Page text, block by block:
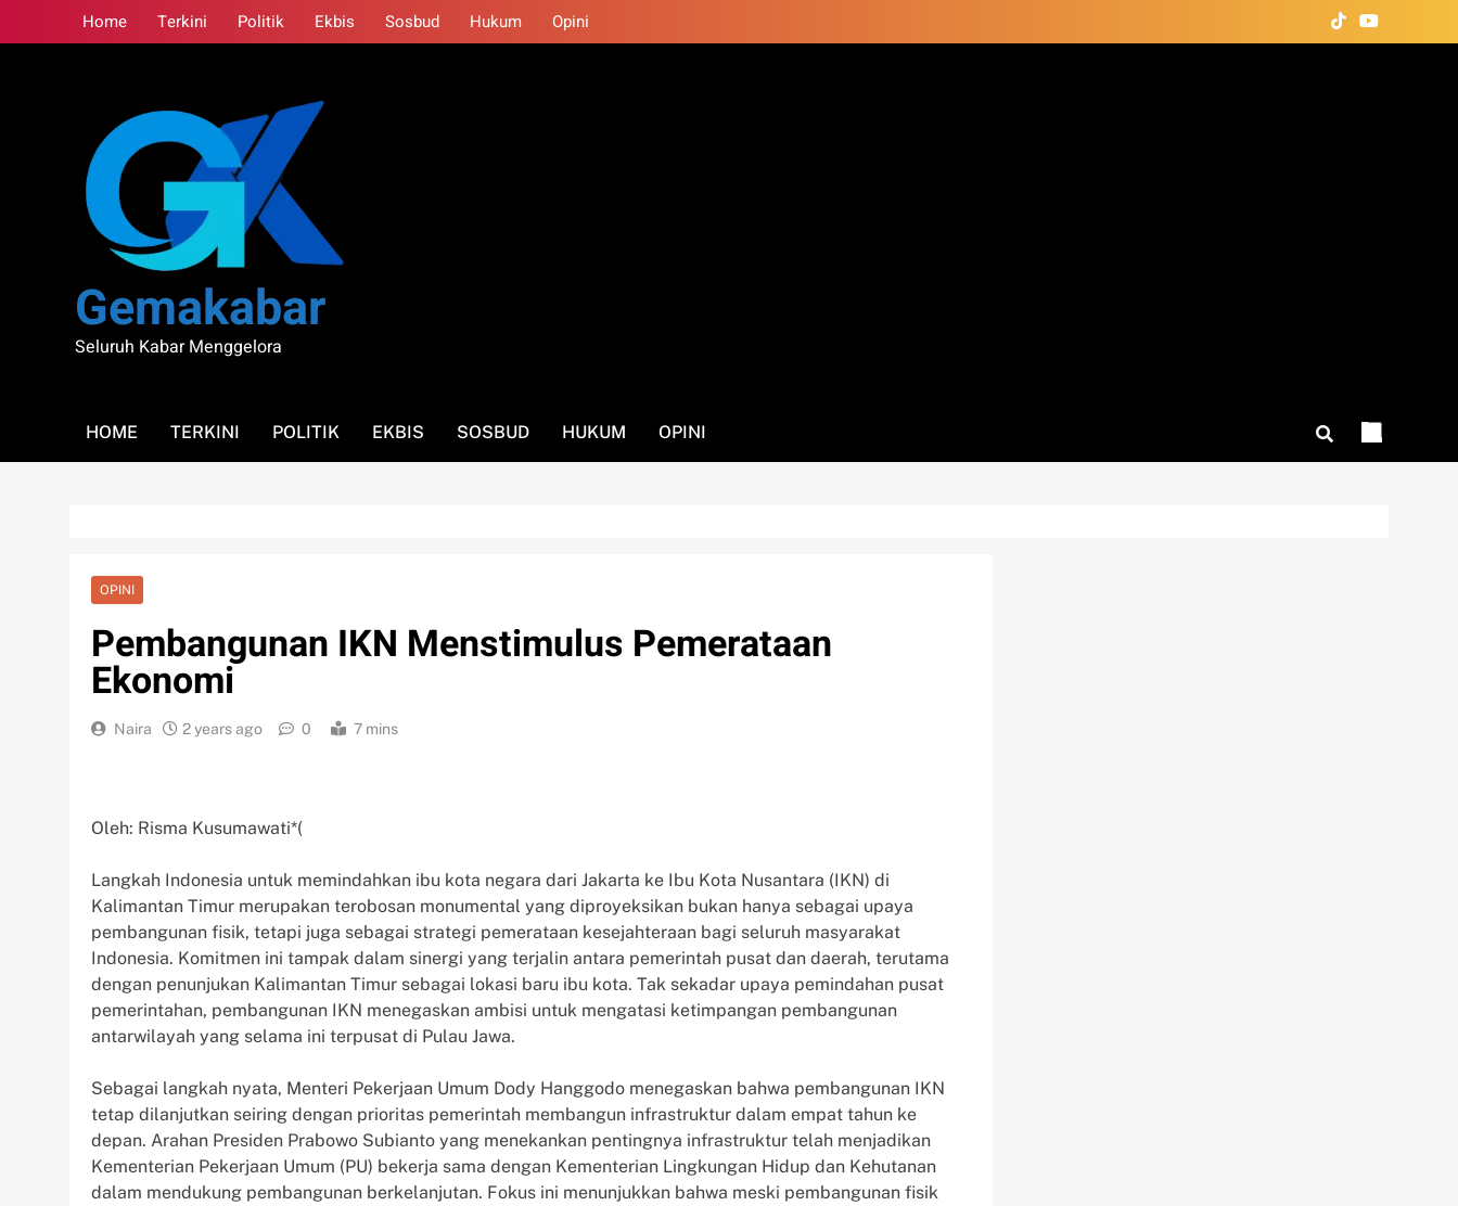
to
Home Terkini Politik Ekbis Sosbud Hukum Opini
Gemakabar
Seluruh Kabar Menggelora
HOME TERKINI POLITIK EKBIS SOSBUD HUKUM OPINI
OPINI
Pembangunan IKN Menstimulus Pemerataan
Ekonomi
Naira 2 years ago 0 7 mins
Oleh: Risma Kusumawati*(
Langkah Indonesia untuk memindahkan ibu kota negara dari Jakarta ke Ibu Kota Nusantara (IKN) di
Kalimantan Timur merupakan terobosan monumental yang diproyeksikan bukan hanya sebagai upaya
pembangunan fisik, tetapi juga sebagai strategi pemerataan kesejahteraan bagi seluruh masyarakat
Indonesia. Komitmen ini tampak dalam sinergi yang terjalin antara pemerintah pusat dan daerah, terutama
dengan penunjukan Kalimantan Timur sebagai lokasi baru ibu kota. Tak sekadar upaya pemindahan pusat
pemerintahan, pembangunan IKN menegaskan ambisi untuk mengatasi ketimpangan pembangunan
antarwilayah yang selama ini terpusat di Pulau Jawa.
Sebagai langkah nyata, Menteri Pekerjaan Umum Dody Hanggodo menegaskan bahwa pembangunan IKN
tetap dilanjutkan seiring dengan prioritas pemerintah membangun infrastruktur dalam empat tahun ke
depan. Arahan Presiden Prabowo Subianto yang menekankan pentingnya infrastruktur telah menjadikan
Kementerian Pekerjaan Umum (PU) bekerja sama dengan Kementerian Lingkungan Hidup dan Kehutanan
dalam mendukung pembangunan berkelanjutan. Fokus ini menunjukkan bahwa meski pembangunan fisik